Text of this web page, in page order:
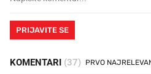
PRIJAVITE SE
KOMENTARI (37)